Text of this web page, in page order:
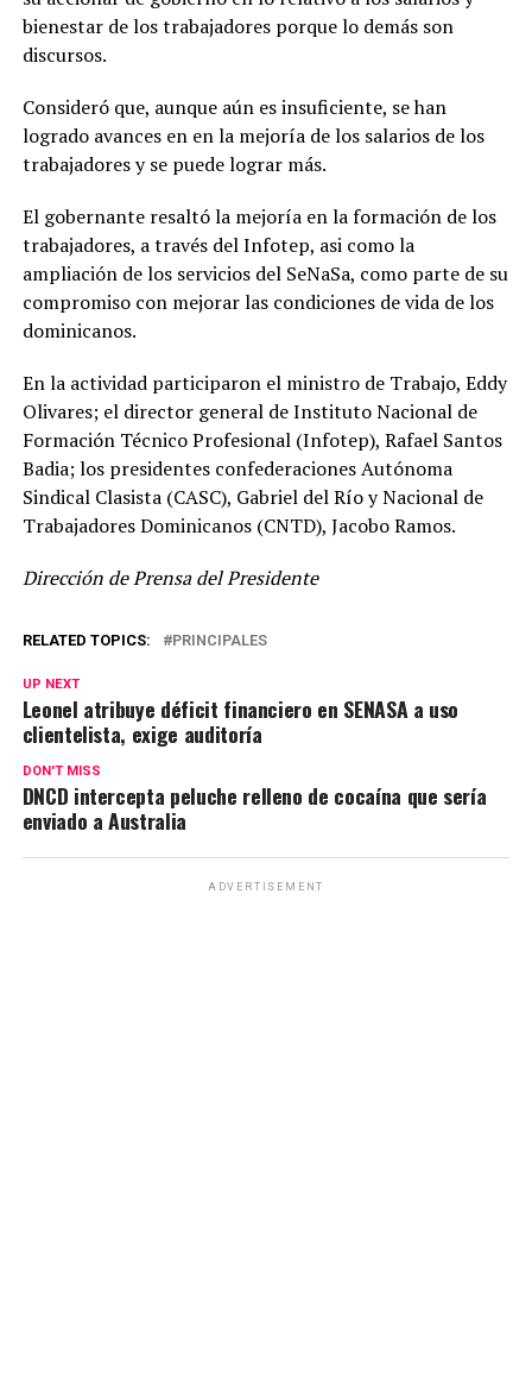
bienestar de los trabajadores porque lo demás son
discursos.
Consideró que, aunque aún es insuficiente, se han
logrado avances en en la mejoría de los salarios de los
trabajadores y se puede lograr más.
El gobernante resaltó la mejoría en la formación de los
trabajadores, a través del Infotep, asi como la
ampliación de los servicios del SeNaSa, como parte de su
compromiso con mejorar las condiciones de vida de los
dominicanos.
En la actividad participaron el ministro de Trabajo, Eddy
Olivares; el director general de Instituto Nacional de
Formación Técnico Profesional (Infotep), Rafael Santos
Badia; los presidentes confederaciones Autónoma
Sindical Clasista (CASC), Gabriel del Río y Nacional de
Trabajadores Dominicanos (CNTD), Jacobo Ramos.
Dirección de Prensa del Presidente
RELATED TOPICS: PRINCIPALES
UP NEXT
Leonel atribuye déficit financiero en SENASA a uso
clientelista, exige auditoría
DON'T MISS
DNCD intercepta peluche relleno de cocaína que sería
enviado a Australia
ADVERTISEMENT